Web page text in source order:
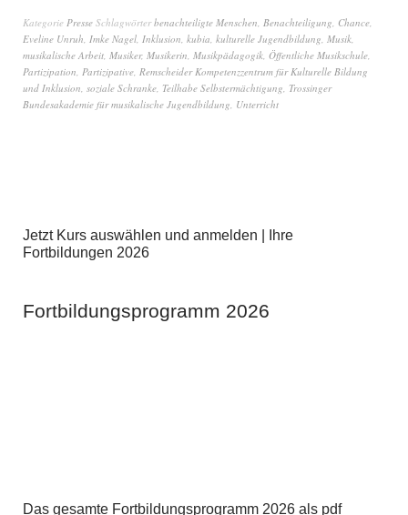
Kategorie Presse Schlagwörterbenachteiligte Menschen, Benachteiligung, Chance,
Eveline Unruh, Imke Nagel, Inklusion, kubia, kulturelle Jugendbildung, Musik,
musikalische Arbeit, Musiker, Musikerin, Musikpädagogik, Öffentliche Musikschule,
Partizipation, Partizipative, Remscheider Kompetenzzentrum für Kulturelle Bildung
und Inklusion, soziale Schranke, Teilhabe Selbstermächtigung, Trossinger
Bundesakademie für musikalische Jugendbildung, Unterricht
Jetzt Kurs auswählen und anmelden | Ihre
Fortbildungen 2026
Fortbildungsprogramm 2026
Das gesamte Fortbildungsprogramm 2026 als pdf